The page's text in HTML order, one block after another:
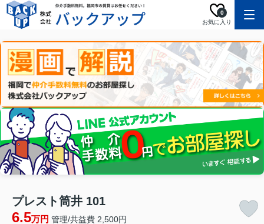
お気に入り
0
プレスト筒井 101
6.5万円 管理/共益費 2,500円